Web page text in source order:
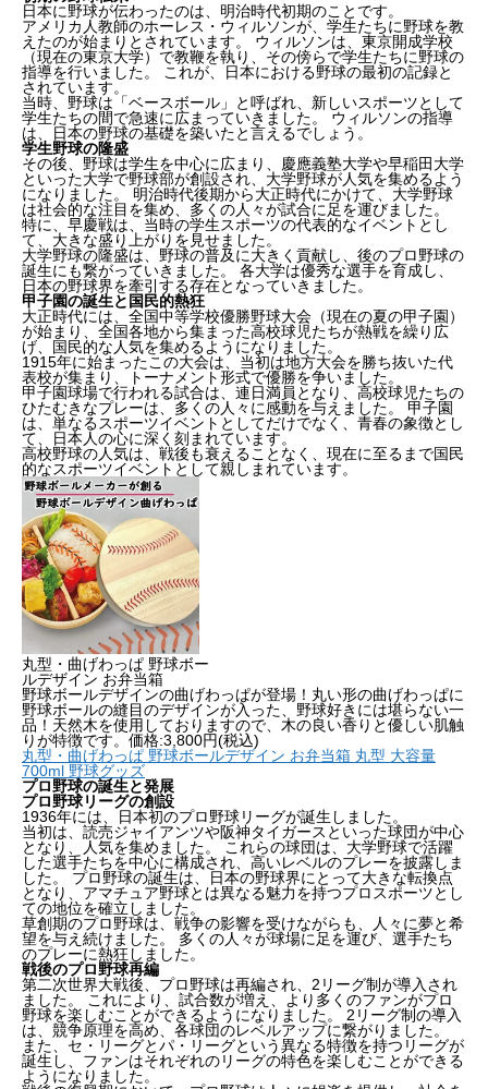
日本に野球が伝わったのは、明治時代初期のことです。
アメリカ人教師のホーレス・ウィルソンが、学生たちに野球を教
えたのが始まりとされています。 ウィルソンは、東京開成学校
（現在の東京大学）で教鞭を執り、その傍らで学生たちに野球の
指導を行いました。 これが、日本における野球の最初の記録と
されています。
当時、野球は「ベースボール」と呼ばれ、新しいスポーツとして
学生たちの間で急速に広まっていきました。 ウィルソンの指導
は、日本の野球の基礎を築いたと言えるでしょう。
学生野球の隆盛
その後、野球は学生を中心に広まり、慶應義塾大学や早稲田大学
といった大学で野球部が創設され、大学野球が人気を集めるよう
になりました。 明治時代後期から大正時代にかけて、大学野球
は社会的な注目を集め、多くの人々が試合に足を運びました。
特に、早慶戦は、当時の学生スポーツの代表的なイベントとし
て、大きな盛り上がりを見せました。
大学野球の隆盛は、野球の普及に大きく貢献し、後のプロ野球の
誕生にも繋がっていきました。 各大学は優秀な選手を育成し、
日本の野球界を牽引する存在となっていきました。
甲子園の誕生と国民的熱狂
大正時代には、全国中等学校優勝野球大会（現在の夏の甲子園）
が始まり、全国各地から集まった高校球児たちが熱戦を繰り広
げ、国民的な人気を集めるようになりました。
1915年に始まったこの大会は、当初は地方大会を勝ち抜いた代
表校が集まり、トーナメント形式で優勝を争いました。
甲子園球場で行われる試合は、連日満員となり、高校球児たちの
ひたむきなプレーは、多くの人々に感動を与えました。 甲子園
は、単なるスポーツイベントとしてだけでなく、青春の象徴とし
て、日本人の心に深く刻まれています。
高校野球の人気は、戦後も衰えることなく、現在に至るまで国民
的なスポーツイベントとして親しまれています。
丸型・曲げわっぱ 野球ボー
ルデザイン お弁当箱
野球ボールデザインの曲げわっぱが登場！ 丸い形の曲げわっぱに
野球ボールの縫目のデザインが入った、野球好きには堪らない一
品！天然木を使用しておりますので、木の良い香りと優しい肌触
りが特徴です。 価格:3,800円(税込)
丸型・曲げわっぱ 野球ボールデザイン お弁当箱 丸型 大容量
700ml 野球グッズ
プロ野球の誕生と発展
プロ野球リーグの創設
1936年には、日本初のプロ野球リーグが誕生しました。
当初は、読売ジャイアンツや阪神タイガースといった球団が中心
となり、人気を集めました。 これらの球団は、大学野球で活躍
した選手たちを中心に構成され、高いレベルのプレーを披露しま
した。 プロ野球の誕生は、日本の野球界にとって大きな転換点
となり、アマチュア野球とは異なる魅力を持つプロスポーツとし
ての地位を確立しました。
草創期のプロ野球は、戦争の影響を受けながらも、人々に夢と希
望を与え続けました。 多くの人々が球場に足を運び、選手たち
のプレーに熱狂しました。
戦後のプロ野球再編
第二次世界大戦後、プロ野球は再編され、2リーグ制が導入され
ました。 これにより、試合数が増え、より多くのファンがプロ
野球を楽しむことができるようになりました。 2リーグ制の導入
は、競争原理を高め、各球団のレベルアップに繋がりました。
また、セ・リーグとパ・リーグという異なる特徴を持つリーグが
誕生し、ファンはそれぞれのリーグの特色を楽しむことができる
ようになりました。